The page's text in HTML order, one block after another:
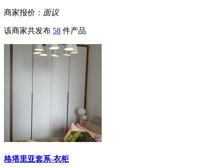
商家报价： 面议
该商家共发布 58 件产品
格塔里亚套系-衣柜